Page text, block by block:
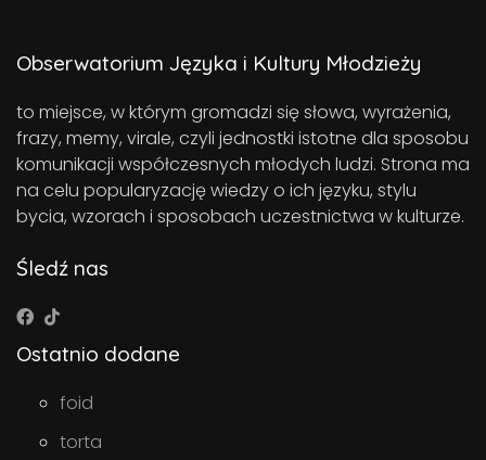
Obserwatorium Języka i Kultury Młodzieży
to miejsce, w którym gromadzi się słowa, wyrażenia,
frazy, memy, virale, czyli jednostki istotne dla sposobu
komunikacji współczesnych młodych ludzi. Strona ma
na celu popularyzację wiedzy o ich języku, stylu
bycia, wzorach i sposobach uczestnictwa w kulturze.
Śledź nas
Ostatnio dodane
foid
torta